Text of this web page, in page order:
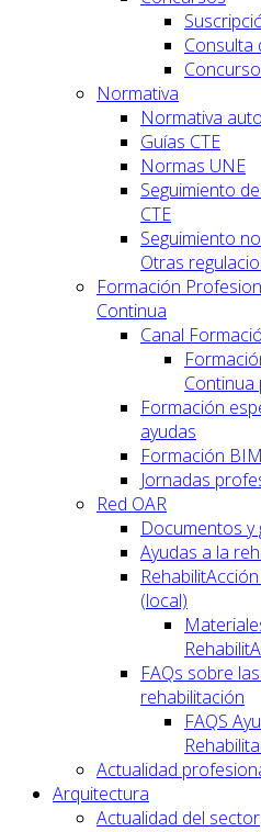
Consulta
Normativa
Normativa
Guías CTE
Normas UNE
Seguimiento
CTE
Seguimiento
Otras
Formación
Continua
Canal
Formación
ayudas
Formación BIM
Jornadas
Red OAR
Documentos y
Ayudas a la
(local)
FAQs sobre
rehabilitación
FAQS
Actualidad
Arquitectura
Actualidad del sector